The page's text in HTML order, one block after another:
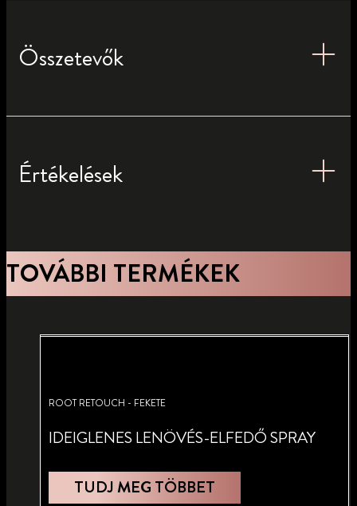
Összetevők
Értékelések
TOVÁBBI TERMÉKEK
ROOT RETOUCH - FEKETE
IDEIGLENES LENÖVÉS-ELFEDŐ SPRAY
TUDJ MEG TÖBBET